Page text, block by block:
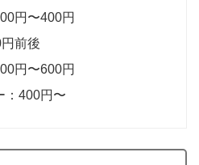
円〜400円
前後
円〜600円
：400円〜